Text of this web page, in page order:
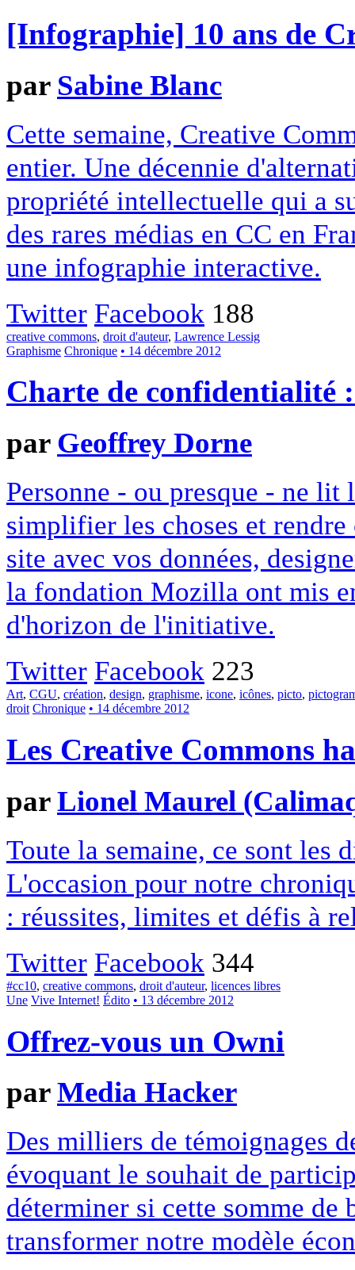
[Infographie] 10 ans de
par Sabine Blanc
Cette semaine, Creative
entier. Une décennie
propriété intellectuelle qui a
des rares médias en CC en
une infographie interactive.
Twitter Facebook 188
creative commons, droit d'auteur, Lawrence Lessig
Graphisme Chronique • 14 décembre 2012
Charte de confidentialité
par Geoffrey Dorne
Personne - ou presque - ne
simplifier les choses et
site avec vos données,
la fondation Mozilla ont mis
d'horizon de l'initiative.
Twitter Facebook 223
Art, CGU, création, design, graphisme, icone, icônes, picto,
droit Chronique • 14 décembre 2012
Les Creative Commons
parLionel Maurel
Toute la semaine, ce sont les
L'occasion pour notre
: réussites, limites et défis à
Twitter Facebook 344
#cc10, creative commons, droit d'auteur, licences libres
Une Vive Internet! Édito • 13 décembre 2012
Offrez-vous un Owni
parMedia Hacker
Des milliers de témoignages
évoquant le souhait de
déterminer si cette somme
transformer notre modèle